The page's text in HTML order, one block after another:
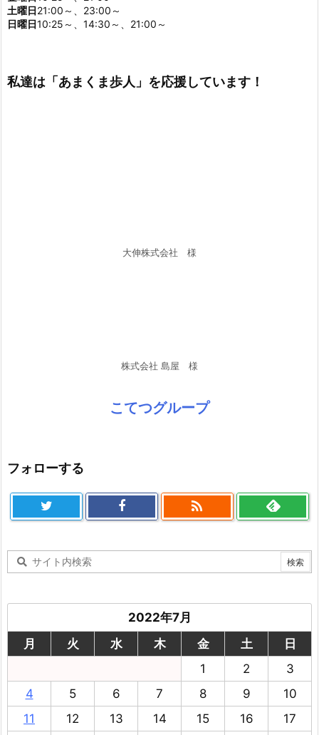
土曜日21:00～、23:00～
日曜日10:25～、14:30～、21:00～
私達は「あまくま歩人」を応援しています！
大伸株式会社 様
株式会社 島屋 様
こてつグループ
フォローする

2022年7月
月
火 水 木 金 土
日
1
2
3
4
5 6 7 8 9
10
11
12 13 14 15 16
17